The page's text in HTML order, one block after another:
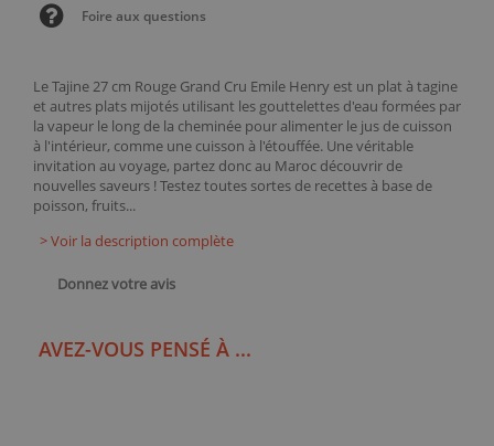
Le Tajine 27 cm Rouge Grand Cru Emile Henry est un plat à tagine
et autres plats mijotés utilisant les gouttelettes d'eau formées par
la vapeur le long de la cheminée pour alimenter le jus de cuisson
à l'intérieur, comme une cuisson à l'étouffée. Une véritable
invitation au voyage, partez donc au Maroc découvrir de
nouvelles saveurs ! Testez toutes sortes de recettes à base de
poisson, fruits...
> Voir la description complète
Donnez votre avis
Foire aux questions
AVEZ-VOUS PENSÉ À ...